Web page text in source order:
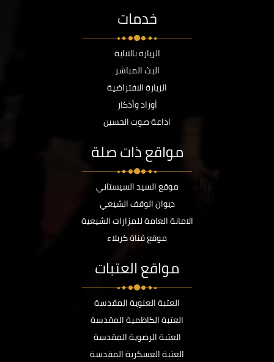
خدمات
الزيارة بالانابة
البث المباشر
الزيارة الافتراضية
أوراد وأذكار
اذاعة صوت الحسين
مواقع ذات صلة
موقع السيد السيستاني
ديوان الوقف الشيعي
الامانة العامة للمزارات الشيعية
موقع قناة كربلاء
مواقع العتبات
العتبة العلوية المقدسة
العتبة الكاظمية المقدسة
العتبة الرضوية المقدسة
العتبة العسكرية المقدسة